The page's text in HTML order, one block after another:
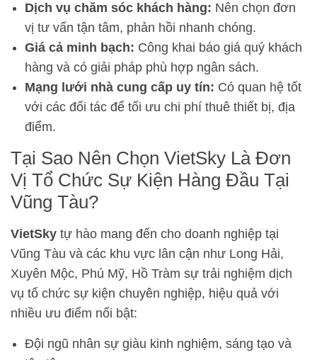
Dịch vụ chăm sóc khách hàng: Nên chọn đơn
vị tư vấn tận tâm, phản hồi nhanh chóng.
Giá cả minh bạch: Công khai báo giá quý khách
hàng và có giải pháp phù hợp ngân sách.
Mạng lưới nhà cung cấp uy tín: Có quan hệ tốt
với các đối tác để tối ưu chi phí thuê thiết bị, địa
điểm.
Tại Sao Nên Chọn VietSky Là Đơn
Vị Tổ Chức Sự Kiện Hàng Đầu Tại
Vũng Tàu?
VietSky tự hào mang đến cho doanh nghiệp tại
Vũng Tàu và các khu vực lân cận như Long Hải,
Xuyên Mộc, Phú Mỹ, Hồ Tràm sự trải nghiệm dịch
vụ tổ chức sự kiện chuyên nghiệp, hiệu quả với
nhiều ưu điểm nổi bật:
Đội ngũ nhân sự giàu kinh nghiệm, sáng tạo và